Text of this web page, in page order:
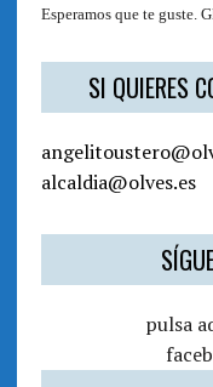
Esperamos que te guste.
SI QUIERES
alcaldia@olves.es
pulsa